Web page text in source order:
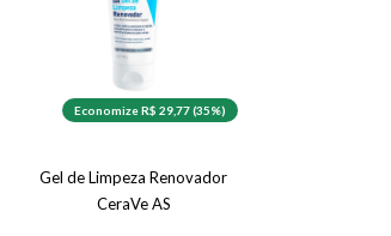
Economize R$ 29,77 (35%)
Gel de Limpeza Renovador
CeraVe AS